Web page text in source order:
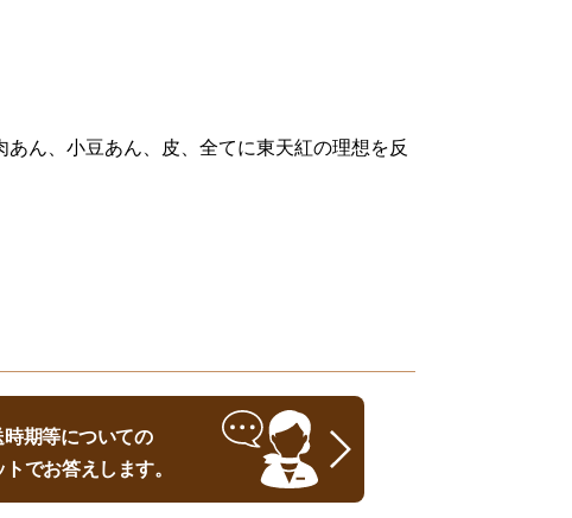
ん、小豆あん、皮、全てに東天紅の理想を反
期等についての
でお答えします。